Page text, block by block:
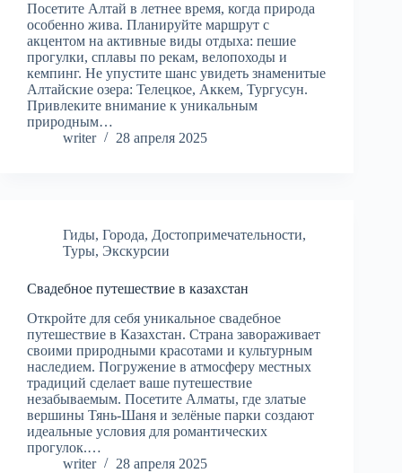
Посетите Алтай в летнее время, когда природа
особенно жива. Планируйте маршрут с
акцентом на активные виды отдыха: пешие
прогулки, сплавы по рекам, велопоходы и
кемпинг. Не упустите шанс увидеть знаменитые
Алтайские озера: Телецкое, Аккем, Тургусун.
Привлеките внимание к уникальным
природным…
writer
28 апреля 2025
Гиды, Города, Достопримечательности,
Туры, Экскурсии
Свадебное путешествие в казахстан
Откройте для себя уникальное свадебное
путешествие в Казахстан. Страна завораживает
своими природными красотами и культурным
наследием. Погружение в атмосферу местных
традиций сделает ваше путешествие
незабываемым. Посетите Алматы, где златые
вершины Тянь-Шаня и зелёные парки создают
идеальные условия для романтических
прогулок.…
writer
28 апреля 2025